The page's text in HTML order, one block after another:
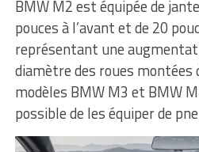
BMW M2 est équipée de
pouces à l’avant et de 20
représentant une
diamètre des roues montées
modèles BMW M3 et BMW
possible de les équiper de